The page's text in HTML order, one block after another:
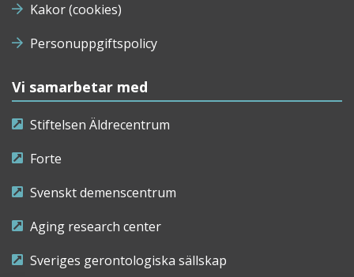
Kakor (cookies)
Personuppgiftspolicy
Vi samarbetar med
Stiftelsen Äldrecentrum
Forte
Svenskt demenscentrum
Aging research center
Sveriges gerontologiska sällskap